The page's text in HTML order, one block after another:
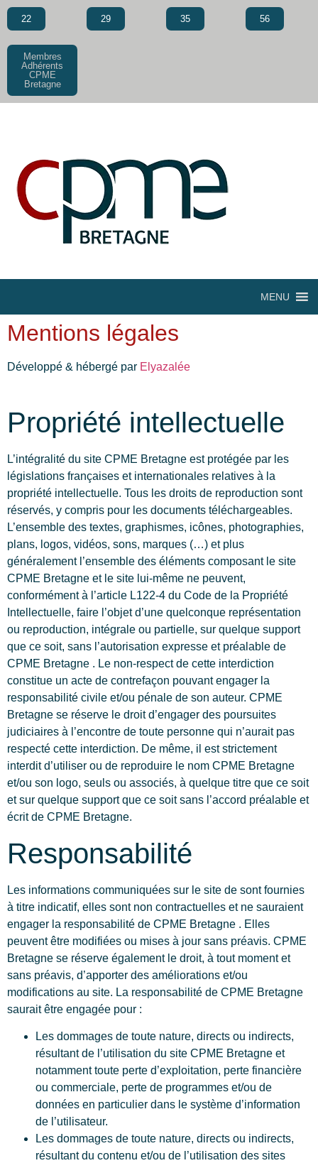
22 29 35 56
Membres
Adhérents
CPME
Bretagne
MENU
Mentions légales
Développé & hébergé par Elyazalée
Propriété intellectuelle
L’intégralité du site CPME Bretagne est protégée par les
législations françaises et internationales relatives à la
propriété intellectuelle. Tous les droits de reproduction sont
réservés, y compris pour les documents téléchargeables.
L’ensemble des textes, graphismes, icônes, photographies,
plans, logos, vidéos, sons, marques (…) et plus
généralement l’ensemble des éléments composant le site
CPME Bretagne et le site lui-même ne peuvent,
conformément à l’article L122-4 du Code de la Propriété
Intellectuelle, faire l’objet d’une quelconque représentation
ou reproduction, intégrale ou partielle, sur quelque support
que ce soit, sans l’autorisation expresse et préalable de
CPME Bretagne . Le non-respect de cette interdiction
constitue un acte de contrefaçon pouvant engager la
responsabilité civile et/ou pénale de son auteur. CPME
Bretagne se réserve le droit d’engager des poursuites
judiciaires à l’encontre de toute personne qui n’aurait pas
respecté cette interdiction. De même, il est strictement
interdit d’utiliser ou de reproduire le nom CPME Bretagne
et/ou son logo, seuls ou associés, à quelque titre que ce soit
et sur quelque support que ce soit sans l’accord préalable et
écrit de CPME Bretagne.
Responsabilité
Les informations communiquées sur le site de sont fournies
à titre indicatif, elles sont non contractuelles et ne sauraient
engager la responsabilité de CPME Bretagne . Elles
peuvent être modifiées ou mises à jour sans préavis. CPME
Bretagne se réserve également le droit, à tout moment et
sans préavis, d’apporter des améliorations et/ou
modifications au site. La responsabilité de CPME Bretagne
saurait être engagée pour :
Les dommages de toute nature, directs ou indirects,
résultant de l’utilisation du site CPME Bretagne et
notamment toute perte d’exploitation, perte financière
ou commerciale, perte de programmes et/ou de
données en particulier dans le système d’information
de l’utilisateur.
Les dommages de toute nature, directs ou indirects,
résultant du contenu et/ou de l’utilisation des sites